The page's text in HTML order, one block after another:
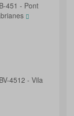
451 - Pont
4512 - Vila